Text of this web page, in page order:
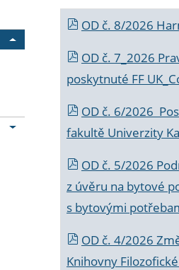
OD č. 8/2026
OD č. 7_2026
poskytnuté FF
OD č. 6/2026
fakultě Univerzity
OD č. 5/2026
z úvěru na bytové
s bytovými
OD č. 4/2026
Knihovny